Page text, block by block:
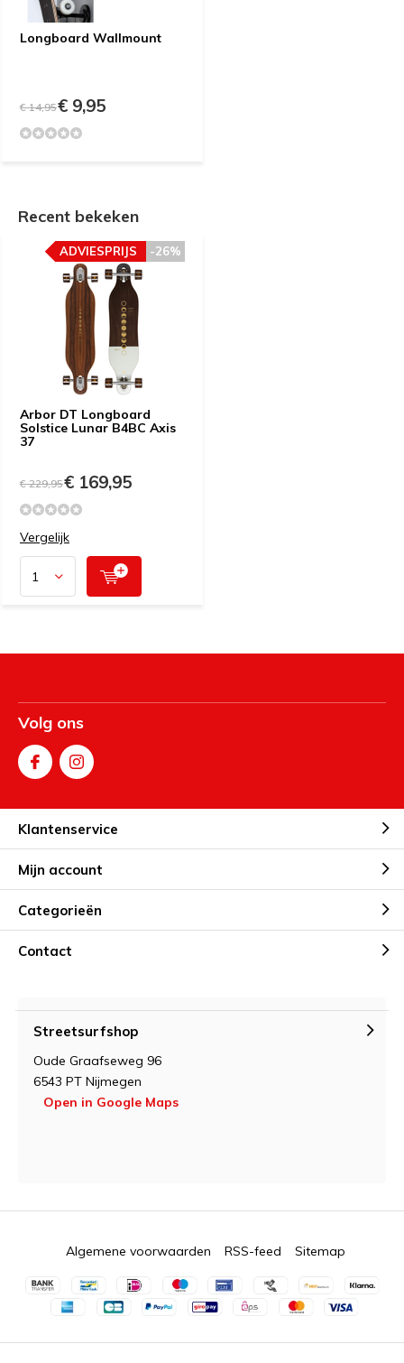
Longboard Wallmount
€ 14,95€ 9,95
Recent bekeken
Arbor DT Longboard
Solstice Lunar B4BC Axis
37
-26%
ADVIESPRIJS
€ 229,95€ 169,95
Vergelijk
Volg ons
Klantenservice
Mijn account
Categorieën
Contact
Streetsurfshop
Oude Graafseweg 96
6543 PT Nijmegen
Open in Google Maps
Algemene voorwaarden RSS-feed Sitemap